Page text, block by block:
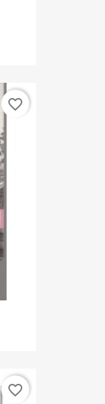
favorite_border
favorite_border